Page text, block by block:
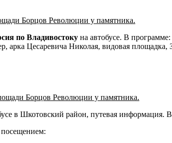
Борцов Революции у памятника.
по Владивостоку на автобусе. В
арка Цесаревича Николая, видовая площадка,
Борцов Революции у памятника.
в Шкотовский район, путевая информация.
посещением: